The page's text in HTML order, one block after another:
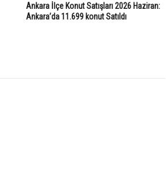
Ankara İlçe Konut Satışları 2026 Haziran:
Ankara’da 11.699 konut Satıldı